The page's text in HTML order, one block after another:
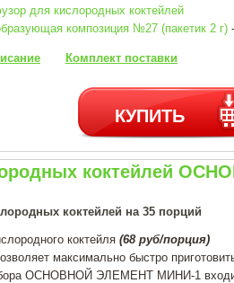
для кислородных коктейлей
композиция №27 (пакетик 2 г)
Комплект поставки
КУПИТЬ
коктейлей
коктейлей на 35 порций
коктейля (68 руб/порция)
максимально быстро
ОСНОВНОЙ ЭЛЕМЕНТ МИНИ-1